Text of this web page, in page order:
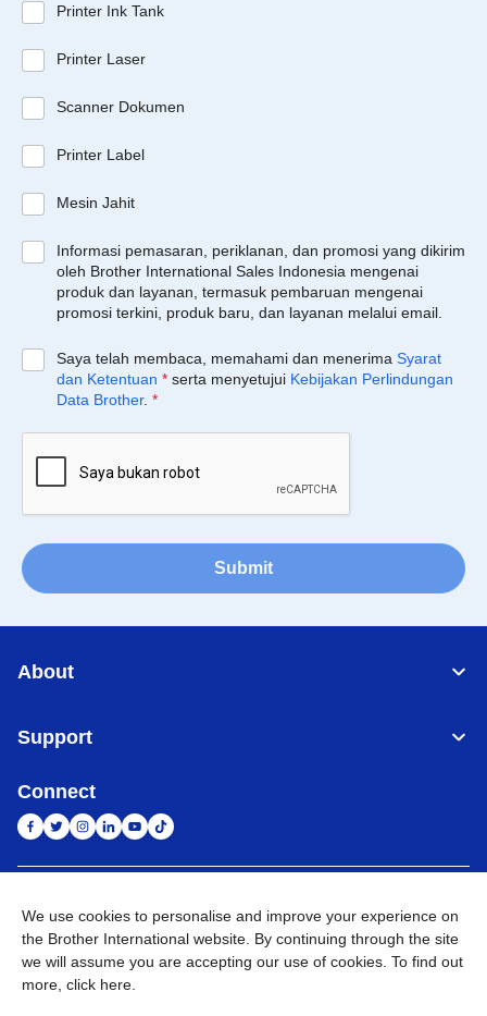
Printer Ink Tank
Printer Laser
Scanner Dokumen
Printer Label
Mesin Jahit
Informasi pemasaran, periklanan, dan promosi yang dikirim
oleh Brother International Sales Indonesia mengenai
produk dan layanan, termasuk pembaruan mengenai
promosi terkini, produk baru, dan layanan melalui email.
Saya telah membaca, memahami dan menerima Syarat
dan Ketentuan * serta menyetujui Kebijakan Perlindungan
Data Brother. *
Submit
About
Support
Connect
Privacy Policy Ketentuan Penggunaan Kunjungi Situs Global
We use cookies to personalise and improve your experience on
the Brother International website. By continuing through the site
we will assume you are accepting our use of cookies. To find out
more, click here